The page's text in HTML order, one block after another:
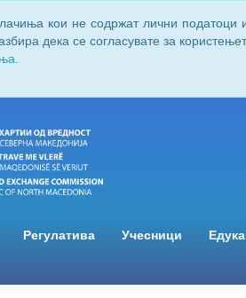
кои не содржат лични
дека се согласувате за
Регулатива Учесници